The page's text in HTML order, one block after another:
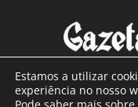
Estamos a utilizar
experiência no nosso